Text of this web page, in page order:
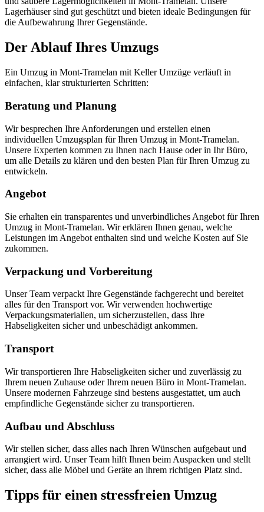
Lagerhäuser sind gut geschützt und bieten ideale Bedingungen für
die Aufbewahrung Ihrer Gegenstände.
Der Ablauf Ihres Umzugs
Ein Umzug in Mont-Tramelan mit Keller Umzüge verläuft in
einfachen, klar strukturierten Schritten:
Beratung und Planung
Wir besprechen Ihre Anforderungen und erstellen einen
individuellen Umzugsplan für Ihren Umzug in Mont-Tramelan.
Unsere Experten kommen zu Ihnen nach Hause oder in Ihr Büro,
um alle Details zu klären und den besten Plan für Ihren Umzug zu
entwickeln.
Angebot
Sie erhalten ein transparentes und unverbindliches Angebot für Ihren
Umzug in Mont-Tramelan. Wir erklären Ihnen genau, welche
Leistungen im Angebot enthalten sind und welche Kosten auf Sie
zukommen.
Verpackung und Vorbereitung
Unser Team verpackt Ihre Gegenstände fachgerecht und bereitet
alles für den Transport vor. Wir verwenden hochwertige
Verpackungsmaterialien, um sicherzustellen, dass Ihre
Habseligkeiten sicher und unbeschädigt ankommen.
Transport
Wir transportieren Ihre Habseligkeiten sicher und zuverlässig zu
Ihrem neuen Zuhause oder Ihrem neuen Büro in Mont-Tramelan.
Unsere modernen Fahrzeuge sind bestens ausgestattet, um auch
empfindliche Gegenstände sicher zu transportieren.
Aufbau und Abschluss
Wir stellen sicher, dass alles nach Ihren Wünschen aufgebaut und
arrangiert wird. Unser Team hilft Ihnen beim Auspacken und stellt
sicher, dass alle Möbel und Geräte an ihrem richtigen Platz sind.
Tipps für einen stressfreien Umzug